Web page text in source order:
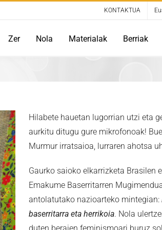
KONTAKTUA
Zer Nola Materialak Berriak
Hilabete hauetan lugorrian utzi eta
aurkitu ditugu gure mikrofonoak!
Murmur irratsaioa, lurraren ahotsa
Gaurko saioko elkarrizketa Brasilen
Emakume Baserritarren
antolatutako nazioarteko mintegian:
baserritarra eta herrikoia. Nola